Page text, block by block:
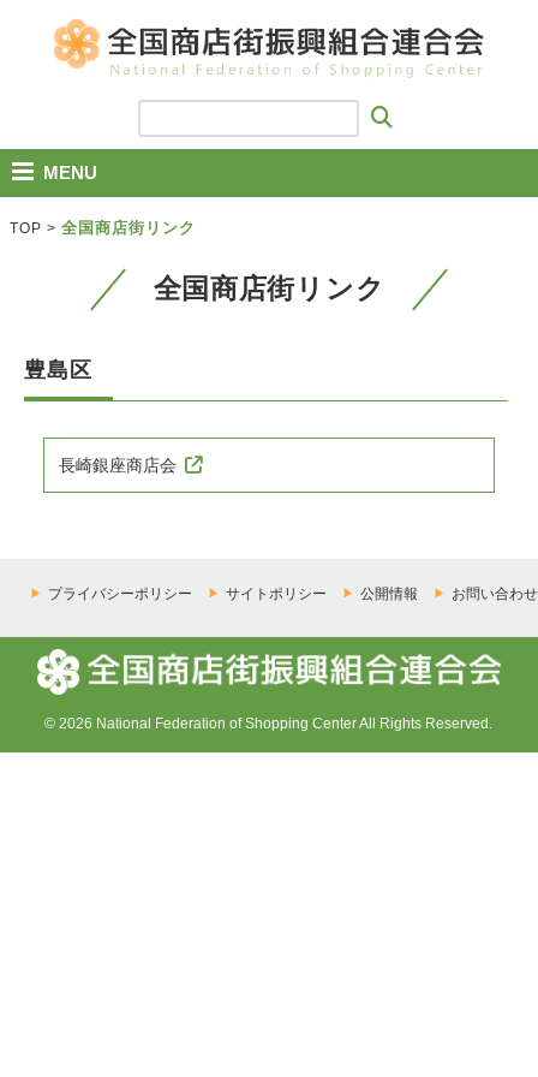
MENU
TOP > 全国商店街リンク
全国商店街リンク
豊島区
長崎銀座商店会
プライバシーポリシー サイトポリシー 公開情報 お問い合わせ
© 2026 National Federation of Shopping Center All Rights Reserved.